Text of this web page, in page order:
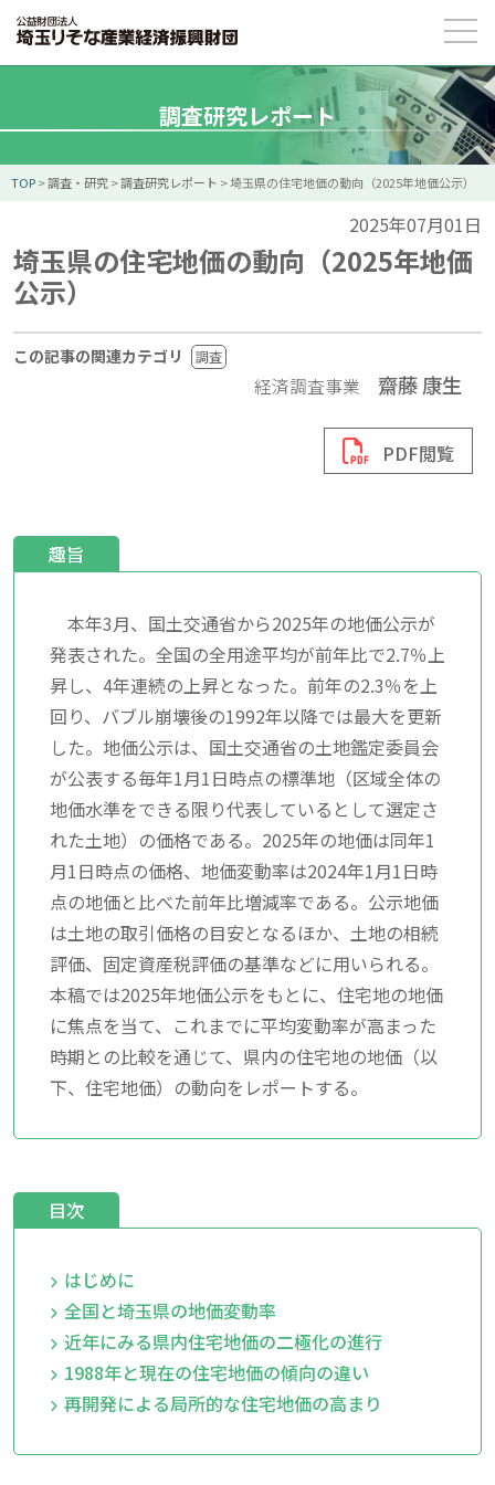
調査研究レポート
TOP>調査・研究>調査研究レポート >埼玉県の住宅地価の動向（2025年地価公示）
2025年07月01日
埼玉県の住宅地価の動向（2025年地価
公示）
この記事の関連カテゴリ 調査
経済調査事業 齋藤 康生
PDF閲覧
趣旨
本年3月、国土交通省から2025年の地価公示が
発表された。全国の全用途平均が前年比で2.7％上
昇し、4年連続の上昇となった。前年の2.3％を上
回り、バブル崩壊後の1992年以降では最大を更新
した。地価公示は、国土交通省の土地鑑定委員会
が公表する毎年1月1日時点の標準地（区域全体の
地価水準をできる限り代表しているとして選定さ
れた土地）の価格である。2025年の地価は同年1
月1日時点の価格、地価変動率は2024年1月1日時
点の地価と比べた前年比増減率である。公示地価
は土地の取引価格の目安となるほか、土地の相続
評価、固定資産税評価の基準などに用いられる。
本稿では2025年地価公示をもとに、住宅地の地価
に焦点を当て、これまでに平均変動率が高まった
時期との比較を通じて、県内の住宅地の地価（以
下、住宅地価）の動向をレポートする。
目次
はじめに
全国と埼玉県の地価変動率
近年にみる県内住宅地価の二極化の進行
1988年と現在の住宅地価の傾向の違い
再開発による局所的な住宅地価の高まり